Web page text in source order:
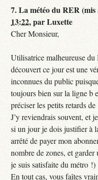
7.La météo du RER
13:22,parLuxette
Cher Monsieur,
Utilisatrice malheureuse
découvert ce jour est une
inconnues du public
toujours bien sur la ligne b
préciser les petits retards
J’y reviendrais souvent, et
si un jour je dois justifier à
arrêté de payer mon
nombre de zones, et
je suis satisfaite du métro !)
En tout cas, vous faîtes